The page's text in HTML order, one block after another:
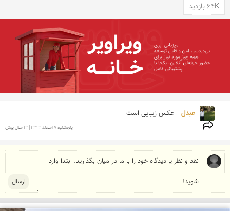
64K بازدید
عبدل عکس زیبایی است
پنجشنبه 7 اسفند 1393 | 12 سال پیش